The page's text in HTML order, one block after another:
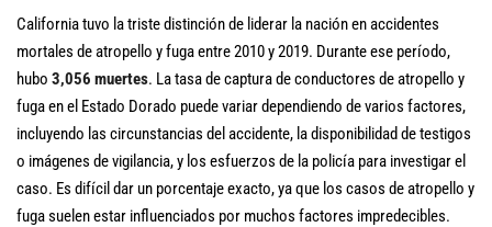
California tuvo la triste distinción de liderar la nación en accidentes
mortales de atropello y fuga entre 2010 y 2019. Durante ese período,
hubo 3,056 muertes. La tasa de captura de conductores de atropello y
fuga en el Estado Dorado puede variar dependiendo de varios factores,
incluyendo las circunstancias del accidente, la disponibilidad de testigos
o imágenes de vigilancia, y los esfuerzos de la policía para investigar el
caso. Es difícil dar un porcentaje exacto, ya que los casos de atropello y
fuga suelen estar influenciados por muchos factores impredecibles.